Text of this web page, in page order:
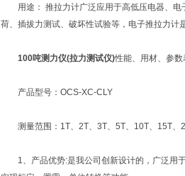
用途： 推拉力计广泛应用于高低压电器、电
荷、插拔力测试、破坏性试验等，电子推拉力计
100吨测力仪(拉力测试仪)性能、用材、参
产品型号：OCS-XC-CLY
测量范围：1T、2T、3T、5T、10T、15T、
1、产品优势:是我公司创新设计的，广泛用于